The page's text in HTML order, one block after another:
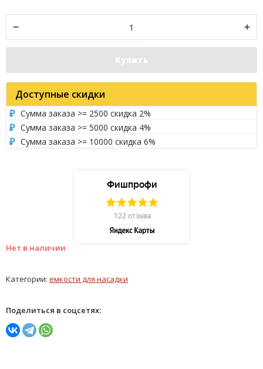
Нет в наличии
Купить
Доступные скидки
Сумма заказа >= 2500 скидка 2%
Сумма заказа >= 5000 скидка 4%
Сумма заказа >= 10000 скидка 6%
Категории: емкости для насадки
Поделиться в соцсетях: